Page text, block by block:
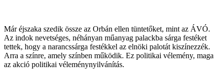
Már éjszaka szedik össze az Orbán ellen tüntetőket, mint az ÁVÓ.
Az indok nevetséges, néhányan műanyag palackba sárga festéket
tettek, hogy a narancssárga festékkel az elnöki palotát kiszínezzék.
Arra a színre, amely színben működik. Ez politikai vélemény, maga
az akció politikai véleménynyilvánítás.